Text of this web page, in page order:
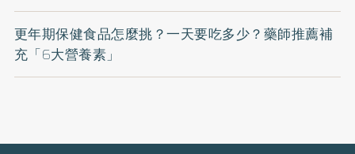
更年期保健食品怎麼挑？一天要吃多少？藥師推薦補
充「6大營養素」